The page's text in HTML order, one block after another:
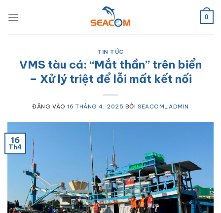
qua
0
TIN TỨC
VMS tàu cá: “Mắt thần” trên biển
– Xử lý triệt để lỗi mất kết nối
ĐĂNG VÀO16 THÁNG 4, 2025 BỞISEACOM_ADMIN
16
Th4